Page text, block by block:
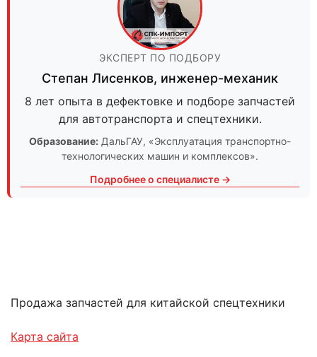
ЭКСПЕРТ ПО ПОДБОРУ
Степан Лисенков, инженер-механик
8 лет опыта в дефектовке и подборе запчастей
для автотранспорта и спецтехники.
Образование: ДальГАУ, «Эксплуатация транспортно-
технологических машин и комплексов».
Подробнее о специалисте →
Продажа запчастей для китайской спецтехники
Карта сайта